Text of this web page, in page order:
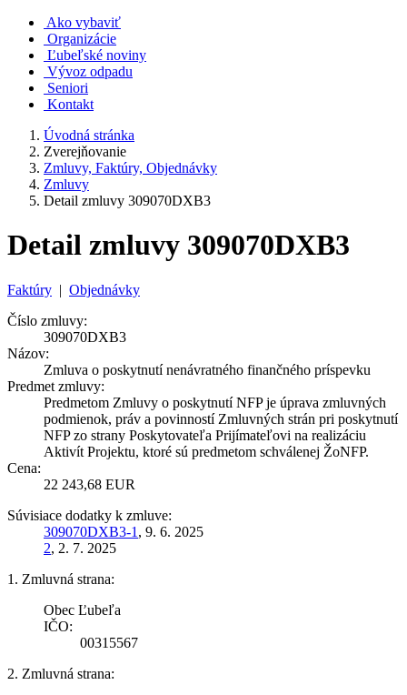
Ako vybaviť
Organizácie
Ľubeľské noviny
Vývoz odpadu
Seniori
Kontakt
Úvodná stránka
Zverejňovanie
Zmluvy, Faktúry, Objednávky
Zmluvy
Detail zmluvy 309070DXB3
Detail zmluvy 309070DXB3
Faktúry | Objednávky
Číslo zmluvy:
309070DXB3
Názov:
Zmluva o poskytnutí nenávratného finančného príspevku
Predmet zmluvy:
Predmetom Zmluvy o poskytnutí NFP je úprava zmluvných
podmienok, práv a povinností Zmluvných strán pri poskytnutí
NFP zo strany Poskytovateľa Prijímateľovi na realizáciu
Aktivít Projektu, ktoré sú predmetom schválenej ŽoNFP.
Cena:
22 243,68 EUR
Súvisiace dodatky k zmluve:
309070DXB3-1 , 9. 6. 2025
2, 2. 7. 2025
1. Zmluvná strana:
Obec Ľubeľa
IČO:
00315567
2. Zmluvná strana: